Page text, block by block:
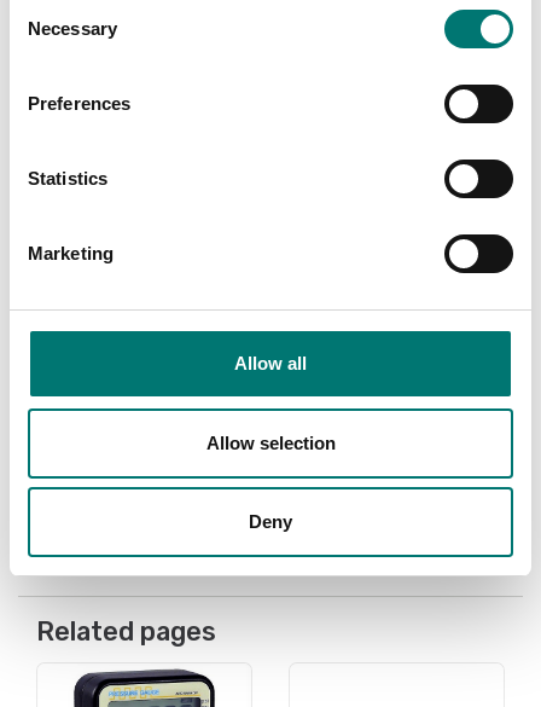
Selection
Necessary
Preferences
Statistics
Marketing
Allow all
Allow selection
Deny
metrologisk
Related pages